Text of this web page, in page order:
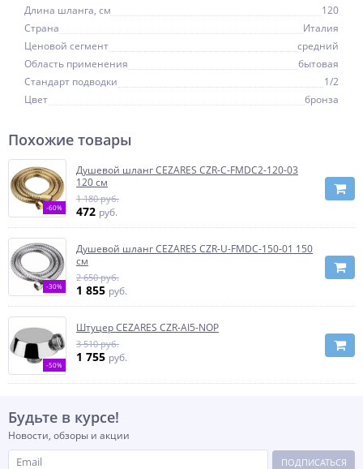
Длина шланга, см
120
Страна
Италия
Ценовой сегмент
средний
Область применения
бытовая
Стандарт подводки
1/2
Цвет
бронза
Похожие товары
-60%
Душевой шланг CEZARES CZR-C-FMDC2-120-03
120 см
1 180 руб.
472 руб.
-30%
Душевой шланг CEZARES CZR-U-FMDC-150-01 150
см
2 650 руб.
1 855 руб.
-50%
Штуцер CEZARES CZR-AI5-NOP
3 510 руб.
1 755 руб.
Будьте в курсе!
Новости, обзоры и акции
ПОДПИСАТЬСЯ